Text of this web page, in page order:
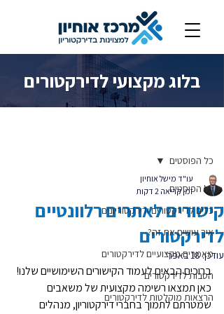
בלוג מקצועי לדירקטורים
כל הפוסטים
כלים לדירקטורים ודירקטוריונים
איך עושים את זה?
מאמרים מקצועיים לדירקטורים
הטבות לדירקטורים
הרצאות מוקלטות לדירקטורים
כל הפוסטים
קישורים לאתרים רלוונטיים
לדירקטורים
עו"ד מישל אוחיון
זמן קריאה 2 דקות
עודכן:18 באפר׳
ברוכים הבאים לעמוד הקישורים השימושיים שלנו!
כאן תמצאו רשימה מקצועית של משאבים
שמטרתם לתמוך בחברי דירקטוריון, מנהלים